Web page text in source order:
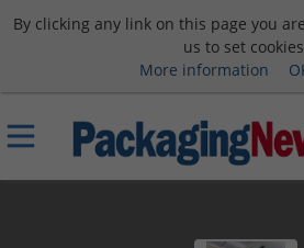
By clicking any link on this page you
us to set
More information